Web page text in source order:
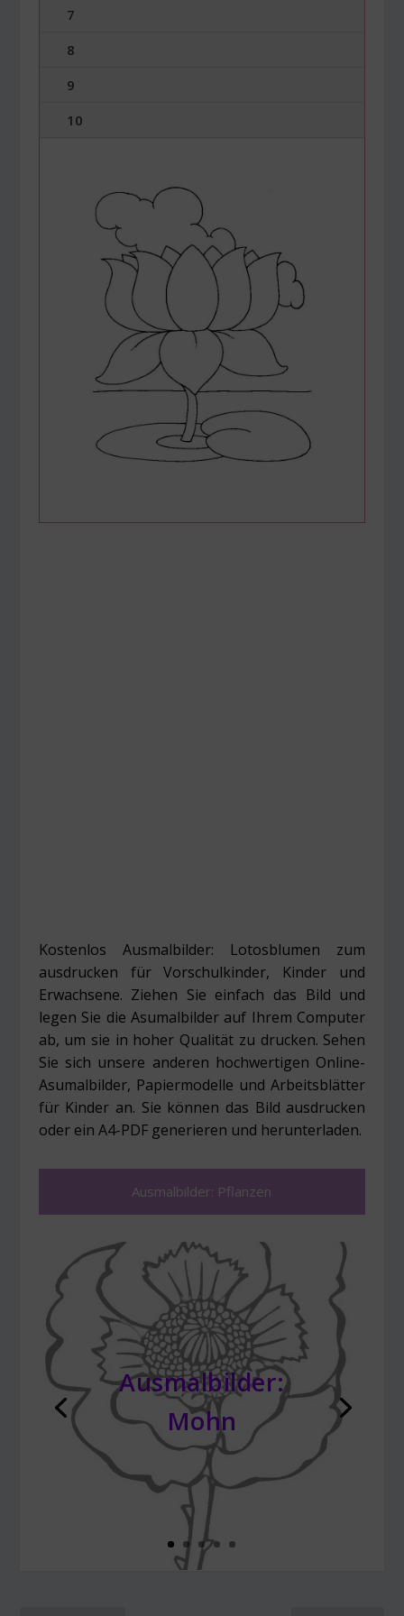
7
8
9
10
Kostenlos Ausmalbilder: Lotosblumen zum
ausdrucken für Vorschulkinder, Kinder und
Erwachsene. Ziehen Sie einfach das Bild und
legen Sie die Asumalbilder auf Ihrem Computer
ab, um sie in hoher Qualität zu drucken. Sehen
Sie sich unsere anderen hochwertigen Online-
Asumalbilder, Papiermodelle und Arbeitsblätter
für Kinder an. Sie können das Bild ausdrucken
oder ein A4-PDF generieren und herunterladen.
Ausmalbilder: Pflanzen
Ausmalbilder:
Mohn